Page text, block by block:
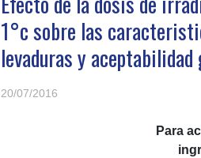
1°c sobre las
levaduras y aceptabilidad
20/07/2016
Para